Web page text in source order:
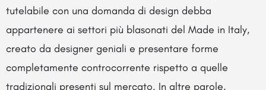
tutelabile con una domanda di design debba
appartenere ai settori più blasonati del Made in Italy,
creato da designer geniali e presentare forme
completamente controcorrente rispetto a quelle
tradizionali presenti sul mercato. In altre parole,